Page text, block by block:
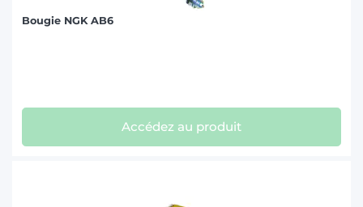
Bougie NGK AB6
Accédez au produit